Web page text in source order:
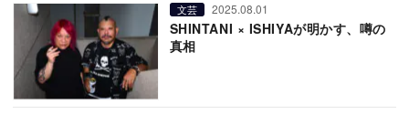
文芸 2025.08.01
SHINTANI × ISHIYAが明かす、噂の
真相